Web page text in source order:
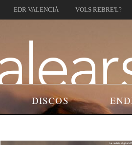
EDR VALENCIÀ VOLS REBRE'L?
DISCOS